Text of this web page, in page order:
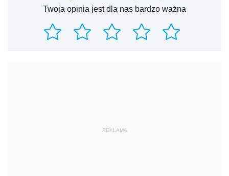
Twoja opinia jest dla nas bardzo ważna
REKLAMA